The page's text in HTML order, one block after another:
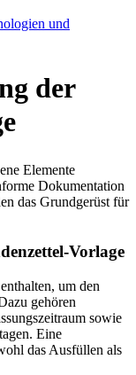
und
der
Elemente
Dokumentation
das Grundgerüst für
Vorlage
um den
gehören
sowie
Eine
das Ausfüllen als